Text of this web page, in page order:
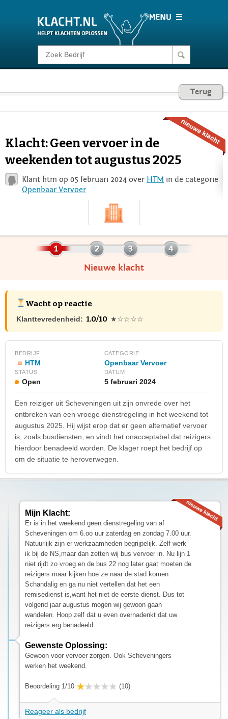
Klacht melden
Consumentenrecht
Voor Bedrijven
Login
Terug
Klacht: Geen vervoer in de
weekenden tot augustus 2025
Klant htm op 05 februari 2024 over HTM in de categorie
Openbaar Vervoer
Nieuwe klacht
Wacht op reactie
Klanttevredenheid: 1.0/10 ★☆☆☆☆
BEDRIJF
HTM
CATEGORIE
Openbaar Vervoer
STATUS
Open
DATUM
5 februari 2024
Een reiziger uit Scheveningen uit zijn onvrede over het
ontbreken van een vroege dienstregeling in het weekend tot
augustus 2025. Hij wijst erop dat er geen alternatief vervoer
is, zoals busdiensten, en vindt het onacceptabel dat reizigers
hierdoor benadeeld worden. De klager roept het bedrijf op
om de situatie te heroverwegen.
Mijn Klacht:
Er is in het weekend geen dienstregeling van af
Scheveningen om 6.oo uur zaterdag en zondag 7.00 uur.
Natuurlijk zijn er werkzaamheden begrijpelijk. Zelf werk
ik bij de NS,maar dan zetten wij bus vervoer in. Nu lijn 1
niet rijdt zo vroeg en de bus 22 nog later gaat moeten de
reizigers maar kijken hoe ze naar de stad komen.
Schandalig en ga nu niet vertellen dat het een
remisedienst is,want het niet de eerste dienst. Dus tot
volgend jaar augustus mogen wij gewoon gaan
wandelen. Hoop zelf dat u even overnadenkt dat uw
reizigers erg benadeeld.
Gewenste Oplossing:
Gewoon voor vervoer zorgen. Ook Scheveningers
werken het weekend.
Beoordeling 1/10 (10)
Reageer als bedrijf